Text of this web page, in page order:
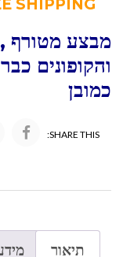
מבצע מטורף
והקופונים
כמובן
SHARE THIS:
תיאור